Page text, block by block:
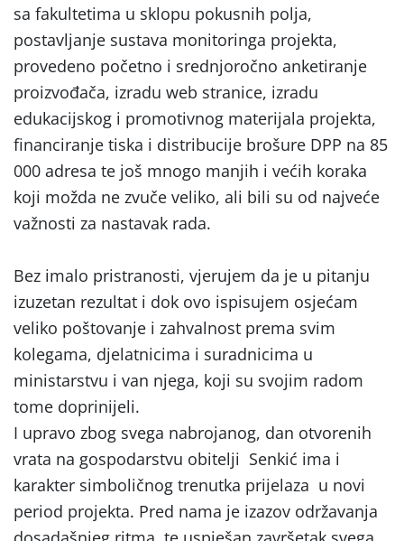
sa fakultetima u sklopu pokusnih polja,
postavljanje sustava monitoringa projekta,
provedeno početno i srednjoročno anketiranje
proizvođača, izradu web stranice, izradu
edukacijskog i promotivnog materijala projekta,
financiranje tiska i distribucije brošure DPP na 85
000 adresa te još mnogo manjih i većih koraka
koji možda ne zvuče veliko, ali bili su od najveće
važnosti za nastavak rada.
Bez imalo pristranosti, vjerujem da je u pitanju
izuzetan rezultat i dok ovo ispisujem osjećam
veliko poštovanje i zahvalnost prema svim
kolegama, djelatnicima i suradnicima u
ministarstvu i van njega, koji su svojim radom
tome doprinijeli.
I upravo zbog svega nabrojanog, dan otvorenih
vrata na gospodarstvu obitelji Senkić ima i
karakter simboličnog trenutka prijelaza u novi
period projekta. Pred nama je izazov održavanja